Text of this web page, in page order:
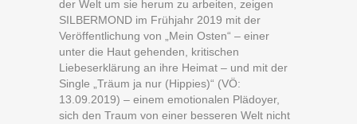
der Welt um sie herum zu arbeiten, zeigen
SILBERMOND im Frühjahr 2019 mit der
Veröffentlichung von „Mein Osten“ – einer
unter die Haut gehenden, kritischen
Liebeserklärung an ihre Heimat – und mit der
Single „Träum ja nur (Hippies)“ (VÖ:
13.09.2019) – einem emotionalen Plädoyer,
sich den Traum von einer besseren Welt nicht